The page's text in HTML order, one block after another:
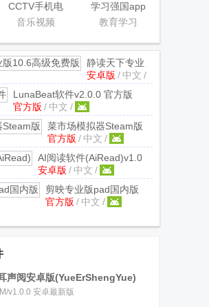
CCTV手机电
视直播软件
音乐视频
学习强国app
手机版
教育学习
静读天下专业
版10.6高级免
费版v10.6 安卓
中文最新版
安卓版 / 中文 /
LunaBeat软件v2.0.0 官方版
官方版 / 中文 /
菜市场模拟器Steam版
v1.0.1 官方正版
官方版 / 中文 /
AI阅读软件(AiRead)v1.0
安卓最新版
安卓版 / 中文 /
剪映专业版pad国内版
v9.7.5 官方正版
官方版 / 中文 /
声阅安卓版(YueErShengYue)
v1.0.0 安卓最新版